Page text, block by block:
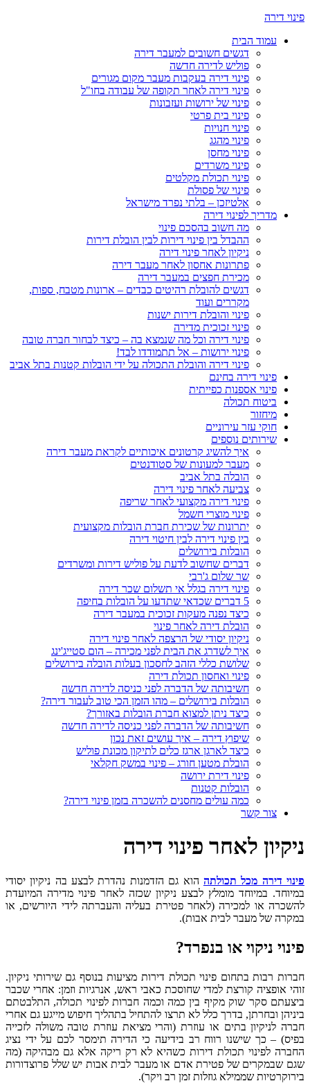
פינוי דירה
עמוד הבית
דגשים חשובים למעבר דירה
פוליש לדירה חדשה
פינוי דירה בעקבות מעבר מקום מגורים
פינוי דירה לאחר תקופה של עבודה בחו"ל
פינוי של ירושות ועזבונות
פינוי בית פרטי
פינוי חנויות
פינוי מהגג
פינוי מחסן
פינוי משרדים
פינוי תכולת מקלטים
פינוי של פסולת
אלטיזכן – בלתי נפרד מישראל
מדריך לפינוי דירה
מה חשוב בהסכם פינוי
ההבדל בין פינוי דירות לבין הובלת דירות
ניקיון לאחר פינוי דירה
פתרונות אחסון לאחר מעבר דירה
מכירת חפצים במעבר דירה
דגשים להובלת רהיטים כבדים – ארונות מטבח, ספות,
מקררים ועוד
פינוי והובלת דירות ישנות
פינוי זכוכית מדירה
פינוי דירה וכל מה שנמצא בה – כיצד לבחור חברה טובה
פינוי ירושות – אל תתמודדו לבד!
פינוי דירה והובלת התכולה על ידי הובלות קטנות בתל אביב
פינוי דירה בחינם
פינוי אספנות כפייתית
ביטוח תכולה
מיחזור
חוקי עזר עירוניים
שירותים נוספים
איך להשיג קרטונים איכותיים לקראת מעבר דירה
מעבר למעונות של סטודנטים
הובלה בתל אביב
צביעה לאחר פינוי דירה
פינוי דירה מקצועי לאחר שריפה
פינוי מוצרי חשמל
יתרונות של שכירת חברת הובלות מקצועית
בין פינוי דירה לבין חיטוי דירה
הובלות בירושלים
דברים שחשוב לדעת על פוליש דירות ומשרדים
שר שלום ג'רבי
פינוי דירה בגלל אי תשלום שכר דירה
5 דברים שכדאי שתדעו על הובלות בחיפה
כיצד נפנה מעקות זכוכית במעבר דירה
הובלת דירה לאחר פינוי
ניקיון יסודי של הרצפה לאחר פינוי דירה
איך לשדרג את הבית לפני מכירה – הום סטייג'ינג
שלושת כללי הזהב לחסכון בעלות הובלה בירושלים
פינוי ואחסון תכולת דירה
חשיבותה של הדברה לפני כניסה לדירה חדשה
הובלות בירושלים – מהו הזמן הכי טוב לעבור דירה?
כיצד ניתן למצוא חברת הובלות באזורך?
חשיבותה של הדברה לפני כניסה לדירה חדשה
שיפוץ דירה – איך עושים זאת נכון
כיצד לארגן ארגז כלים לתיקון מכונת פוליש
הובלת מטען חורג – פינוי במשק חקלאי
פינוי דירת ירושה
הובלות קטנות
כמה עולים מחסנים להשכרה בזמן פינוי דירה?
צור קשר
ניקיון לאחר פינוי דירה
פינוי דירה מכל תכולתה הוא גם הזדמנות נהדרת לבצע בה ניקיון יסודי
במיוחד. במיוחד מומלץ לבצע ניקיון שכזה לאחר פינוי מדירה המיועדת
להשכרה או למכירה (לאחר פטירת בעליה והעברתה לידי היורשים, או
במקרה של מעבר לבית אבות).
פינוי ניקוי או בנפרד?
חברות רבות בתחום פינוי תכולת דירות מציעות בנוסף גם שירותי ניקיון.
זוהי אופציה קורצת למדי שחוסכת כאבי ראש, אנרגיות וזמן: אחרי שכבר
ביצעתם סקר שוק מקיף בין כמה וכמה חברות לפינוי תכולה, התלבטתם
ביניהן ובחרתן, בדרך כלל לא תרצו להתחיל בתהליך חיפוש מייגע גם אחרי
חברה לניקיון בתים או עוזרת (והרי מציאת עוזרת טובה משולה לזכייה
בפיס) – כך שישנו רווח רב בידיעה כי הדירה תימסר לכם על ידי נציג
החברה לפינוי תכולת דירות כשהיא לא רק ריקה אלא גם מבהיקה (מה
שגם שבמקרים של פטירת אדם או מעבר לבית אבות יש שלל פרוצדורות
בירוקרטיות שממילא גוזלות זמן רב ויקר).